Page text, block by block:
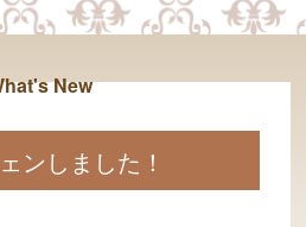
New
ンしました！